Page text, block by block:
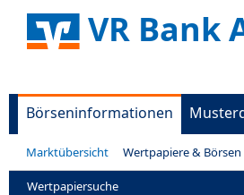
VR Bank
Börseninformationen
Marktübersicht Wertpapiere & Börsen
Wertpapiersuche